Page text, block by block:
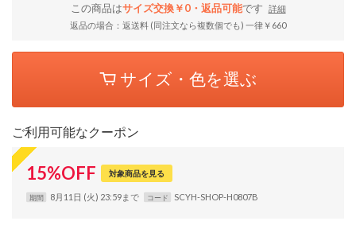
この商品はサイズ交換￥0・返品可能です
詳細
返品の場合：返送料 (同注文なら複数個でも) 一律￥660
サイズ・色を選ぶ
ご利用可能なクーポン
15%OFF 対象商品を見る
期間 8月11日 (火) 23:59まで コード SCYH-SHOP-H0807B